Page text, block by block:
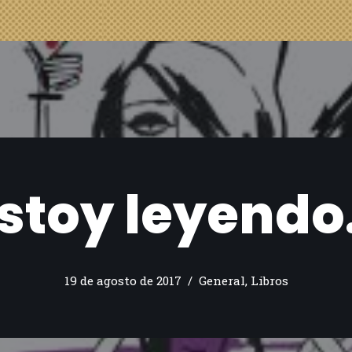
19 de agosto de 2017 General, Libros